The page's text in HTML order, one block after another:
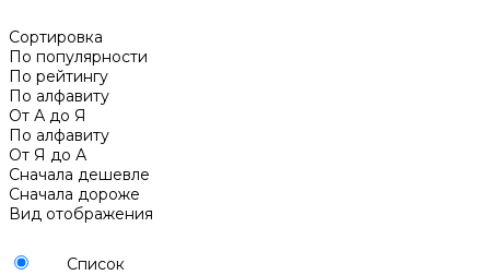
Сортировка
По популярности
По рейтингу
По алфавиту
От А до Я
По алфавиту
От Я до А
Сначала дешевле
Сначала дороже
Вид отображения
Список